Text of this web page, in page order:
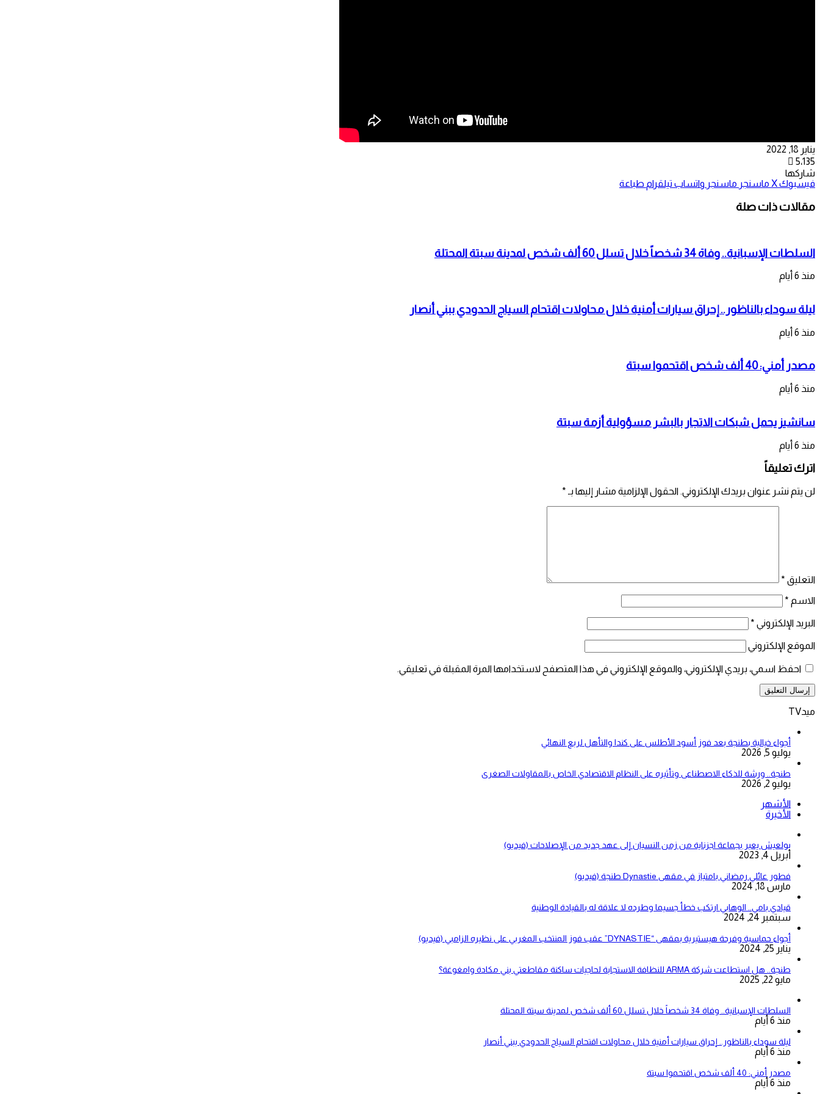
يناير 18, 2022
5٬135
شاركها
فيسبوك‫X ماسنجر ماسنجر واتساب تيلقرام طباعة
مقالات ذات صلة
السلطات الإسبانية.. وفاة 34 شخصاً خلال تسلل 60 ألف شخص لمدينة سبتة المحتلة
منذ 6 أيام
ليلة سوداء بالناظور.. إحراق سيارات أمنية خلال محاولات اقتحام السياج الحدودي ببني أنصار
منذ 6 أيام
مصدر أمني: 40 ألف شخص اقتحموا سبتة
منذ 6 أيام
سانشيز يحمل شبكات الاتجار بالبشر مسؤولية أزمة سبتة
منذ 6 أيام
اترك تعليقاً
لن يتم نشر عنوان بريدك الإلكتروني. الحقول الإلزامية مشار إليها بـ *
التعليق *
الاسم *
البريد الإلكتروني *
الموقع الإلكتروني
احفظ اسمي، بريدي الإلكتروني، والموقع الإلكتروني في هذا المتصفح لاستخدامها المرة المقبلة في تعليقي.
ميدTV
أجواء خيالية بطنجة بعد فوز أسود الأطلس على كندا والتأهل لربع النهائي
يوليو 5, 2026
طنجة.. ورشة للذكاء الاصطناعى وتأثيره على النظام الاقتصادي الخاص بالمقاولات الصغرى
يوليو 2, 2026
الأشهر
الأخيرة
بولعيش يعبر بجماعة اجزناية من زمن النسيان إلى عهد جديد من الإصلاحات (فيديو)
أبريل 4, 2023
فطور عائلي رمضاني بامتياز في مقهى Dynastie طنجة (فيديو)
مارس 18, 2024
قيادي بامي.. الوهابي ارتكب خطأ جسيما وطرده لا علاقة له بالقيادة الوطنية
سبتمبر 24, 2024
أجواء حماسية وفرحة هيستيرية بمقهى “DYNASTIE” عقب فوز المنتخب المغربي على نظيره الزامبي (فيديو)
يناير 25, 2024
طنجة.. هل استطاعت شركة ARMA للنظافة الاستجابة لحاجيات ساكنة مقاطعتي بني مكادة وامغوغة؟
مايو 22, 2025
السلطات الإسبانية.. وفاة 34 شخصاً خلال تسلل 60 ألف شخص لمدينة سبتة المحتلة
منذ 6 أيام
ليلة سوداء بالناظور.. إحراق سيارات أمنية خلال محاولات اقتحام السياج الحدودي ببني أنصار
منذ 6 أيام
مصدر أمني: 40 ألف شخص اقتحموا سبتة
منذ 6 أيام